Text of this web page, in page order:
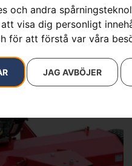
och andra
visa dig personligt
för att förstå var våra
JAG AVBÖJER